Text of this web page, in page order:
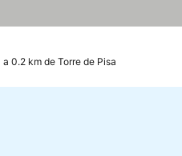
a 0.2 km de Torre de Pisa